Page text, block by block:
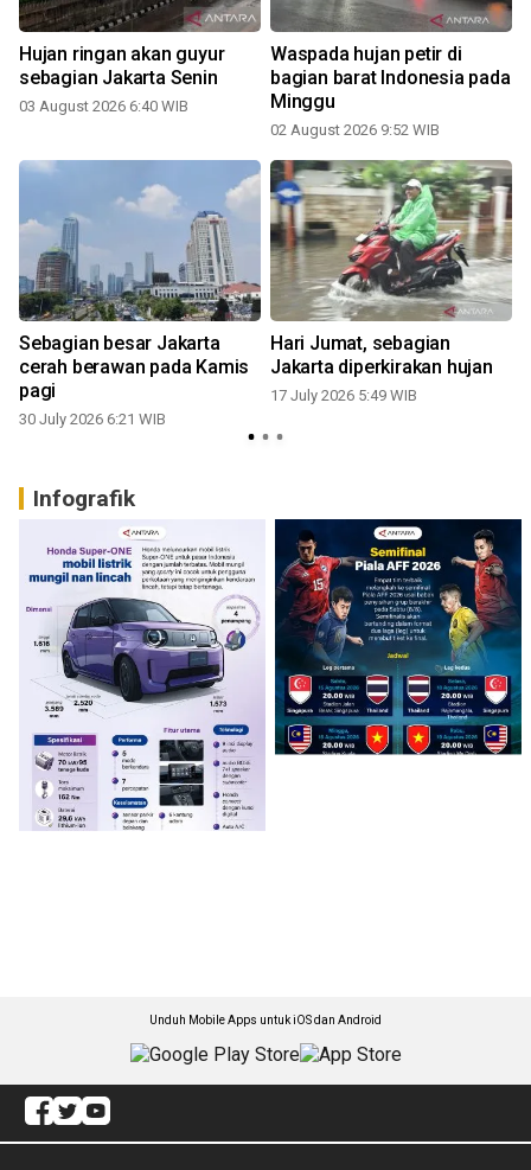
Hujan ringan akan guyur
sebagian Jakarta Senin
03 August 2026 6:40 WIB
Waspada hujan petir di
bagian barat Indonesia pada
Minggu
02 August 2026 9:52 WIB
Sebagian besar Jakarta
cerah berawan pada Kamis
pagi
30 July 2026 6:21 WIB
Hari Jumat, sebagian
Jakarta diperkirakan hujan
17 July 2026 5:49 WIB
Infografik
Unduh Mobile Apps untuk iOS dan Android